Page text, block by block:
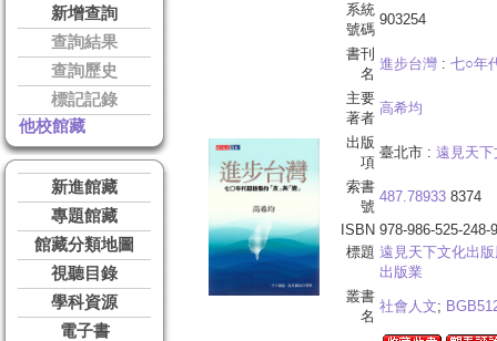
新增查詢
查詢結果
查詢歷史
標記記錄
他校館藏
新進館藏
專題館藏
館藏分類地圖
視聽目錄
學科資源
電子書
系統
號碼
903254
書刊
名
進步台灣 : 七○年
主要
著者
高希均
出版
項
臺北市 : 遠見天
索書
號
487.78933 8374
ISBN 978-986-525-248-9
標題 遠見天下文化出
出版業
叢書
名
社會人文;